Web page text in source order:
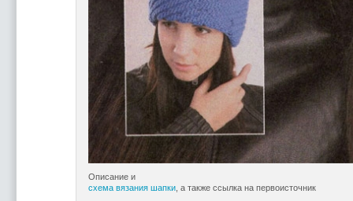
Описание и
схема вязания шапки, а также ссылка на первоисточник